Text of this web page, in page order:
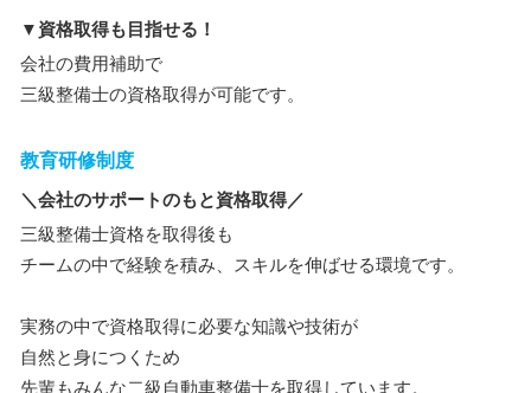
▼資格取得も目指せる！
会社の費用補助で
三級整備士の資格取得が可能です。
教育研修制度
＼会社のサポートのもと資格取得／
三級整備士資格を取得後も
チームの中で経験を積み、スキルを伸ばせる環境です。
実務の中で資格取得に必要な知識や技術が
自然と身につくため
先輩もみんな二級自動車整備士を取得しています。